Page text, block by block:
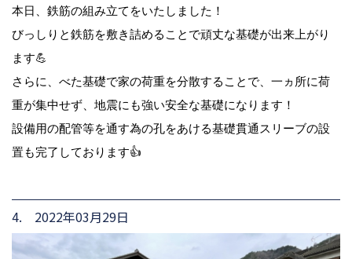
本日、鉄筋の組み立てをいたしました！
びっしりと鉄筋を敷き詰めることで頑丈な基礎が出来上がり
ます💪
さらに、べた基礎で家の荷重を分散することで、一ヵ所に荷
重が集中せず、地震にも強い安全な基礎になります！
設備用の配管等を通す為の孔をあける基礎貫通スリーブの設
置も完了しております👍
4. 2022年03月29日